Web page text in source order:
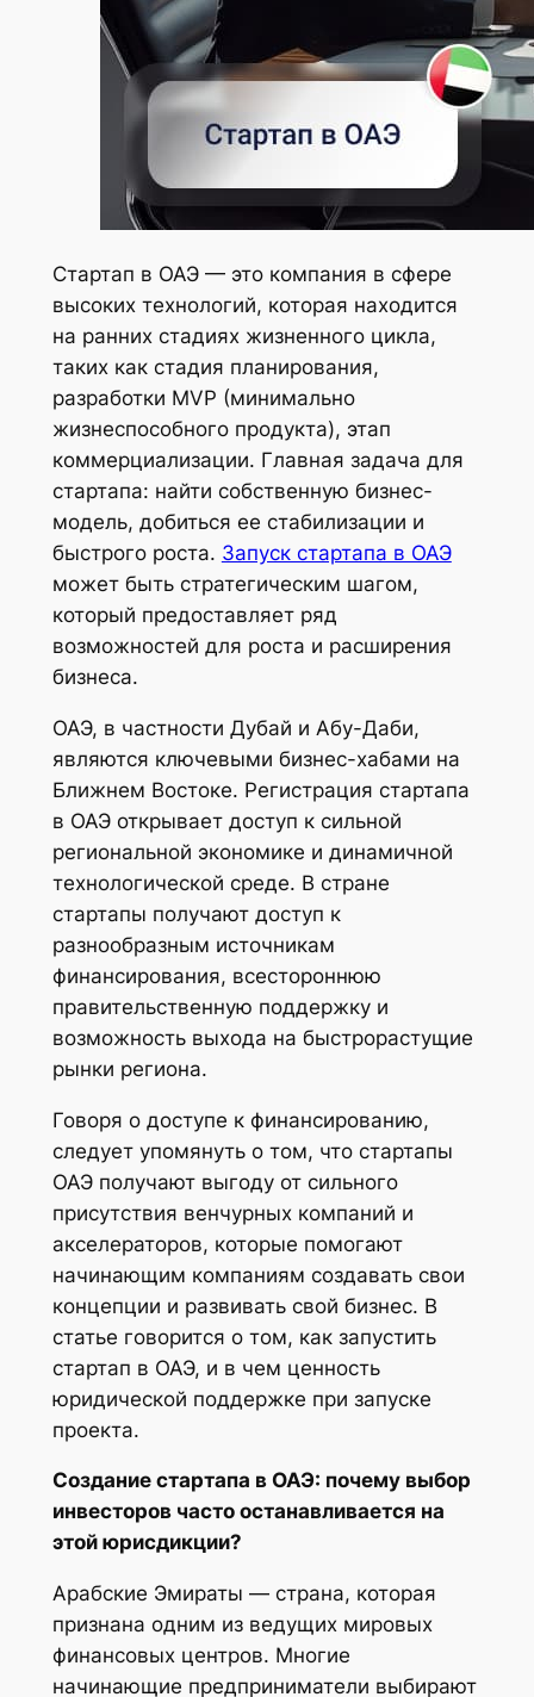
Стартап в ОАЭ — это компания в сфере
высоких технологий, которая находится
на ранних стадиях жизненного цикла,
таких как стадия планирования,
разработки MVP (минимально
жизнеспособного продукта), этап
коммерциализации. Главная задача для
стартапа: найти собственную бизнес-
модель, добиться ее стабилизации и
быстрого роста. Запуск стартапа в ОАЭ
может быть стратегическим шагом,
который предоставляет ряд
возможностей для роста и расширения
бизнеса.
ОАЭ, в частности Дубай и Абу-Даби,
являются ключевыми бизнес-хабами на
Ближнем Востоке. Регистрация стартапа
в ОАЭ открывает доступ к сильной
региональной экономике и динамичной
технологической среде. В стране
стартапы получают доступ к
разнообразным источникам
финансирования, всестороннюю
правительственную поддержку и
возможность выхода на быстрорастущие
рынки региона.
Говоря о доступе к финансированию,
следует упомянуть о том, что стартапы
ОАЭ получают выгоду от сильного
присутствия венчурных компаний и
акселераторов, которые помогают
начинающим компаниям создавать свои
концепции и развивать свой бизнес. В
статье говорится о том, как запустить
стартап в ОАЭ, и в чем ценность
юридической поддержке при запуске
проекта.
Создание стартапа в ОАЭ: почему выбор
инвесторов часто останавливается на
этой юрисдикции?
Арабские Эмираты — страна, которая
признана одним из ведущих мировых
финансовых центров. Многие
начинающие предприниматели выбирают